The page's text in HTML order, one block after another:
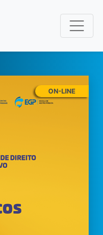
ON-LINE